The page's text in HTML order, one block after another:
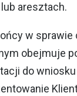
aresztach.
w sprawie
obejmuje
do